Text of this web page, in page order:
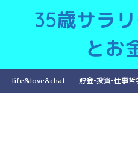
35歳サラ
とお
life&love&chat 貯金•投資•仕事哲